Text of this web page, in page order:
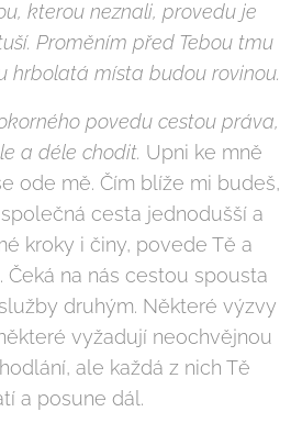
kterou neznali, provedu je
Proměním před Tebou tmu
hrbolatá místa budou rovinou.
povedu cestou práva,
a déle chodit. Upni ke mně
ode mě. Čím blíže mi budeš,
cesta jednodušší a
kroky i činy, povede Tě a
Čeká na nás cestou spousta
druhým. Některé výzvy
vyžadují neochvějnou
ale každá z nich Tě
a posune dál.